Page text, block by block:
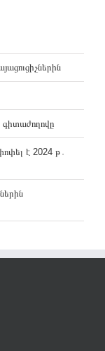
գիտաժողովը
է 2024 թ․